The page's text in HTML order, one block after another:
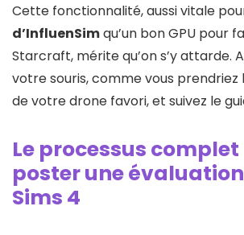
Cette fonctionnalité, aussi vitale
d’InfluenSimqu’un bon GPU pour
Starcraft, mérite qu’on s’y attarde.
votre souris, comme vous prendriez
de votre drone favori, et suivez le
Le processus
poster une
Sims 4